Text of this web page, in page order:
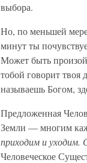
выбора.
Но, по меньшей
минут ты
Может быть
тобой говорит твоя
называешь Богом,
Предложенная
Земли — многим
приходим и уходим.
Человеческое